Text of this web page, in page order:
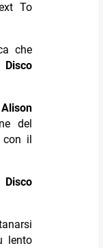
To
che
Disco
Alison
del
il
Disco
lento